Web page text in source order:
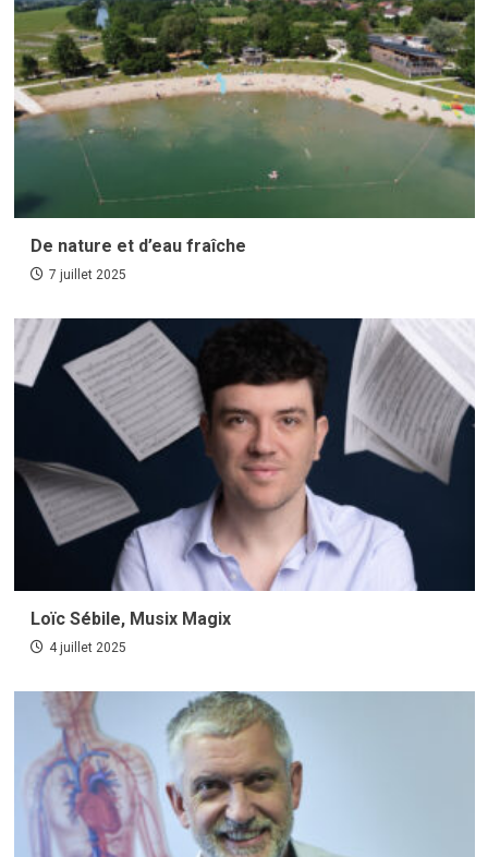
De nature et d’eau fraîche
7 juillet 2025
Loïc Sébile, Musix Magix
4 juillet 2025